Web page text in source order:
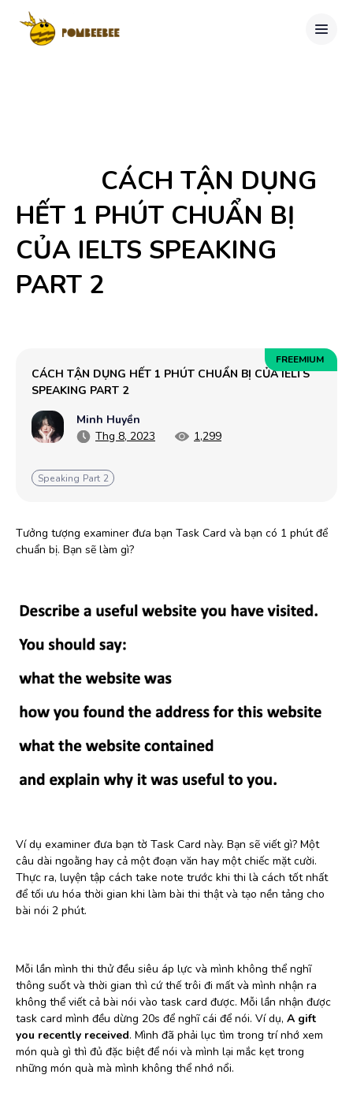
HẾT 1 PHÚT CHUẨN BỊ
CỦA IELTS SPEAKING
PART 2
CÁCH TẬN DỤNG HẾT 1 PHÚT CHUẨN BỊ CỦA IELTS
SPEAKING PART 2
Minh Huyền
Thg 8, 2023
1,299
Speaking Part 2
FREEMIUM
Tưởng tượng examiner đưa bạn Task Card và bạn có 1 phút để
chuẩn bị. Bạn sẽ làm gì?
Ví dụ examiner đưa bạn tờ Task Card này. Bạn sẽ viết gì? Một
câu dài ngoằng hay cả một đoạn văn hay một chiếc mặt cười.
Thực ra, luyện tập cách take note trước khi thi là cách tốt nhất
để tối ưu hóa thời gian khi làm bài thi thật và tạo nền tảng cho
bài nói 2 phút.
Mỗi lần mình thi thử đều siêu áp lực và mình không thể nghĩ
thông suốt và thời gian thì cứ thế trôi đi mất và mình nhận ra
không thể viết cả bài nói vào task card được. Mỗi lần nhận được
task card mình đều dừng 20s để nghĩ cái để nói. Ví dụ, A gift
you recently received. Mình đã phải lục tìm trong trí nhớ xem
món quà gì thì đủ đặc biệt để nói và mình lại mắc kẹt trong
những món quà mà mình không thể nhớ nổi.